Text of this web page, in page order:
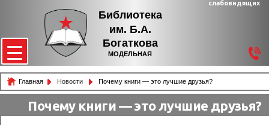
Библиотека
им. Б.А.
Богаткова
МОДЕЛЬНАЯ
слабовидящих
Главная Новости Почему книги — это лучшие друзья?
Почему книги — это лучшие друзья?